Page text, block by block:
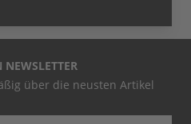
über die neusten Artikel